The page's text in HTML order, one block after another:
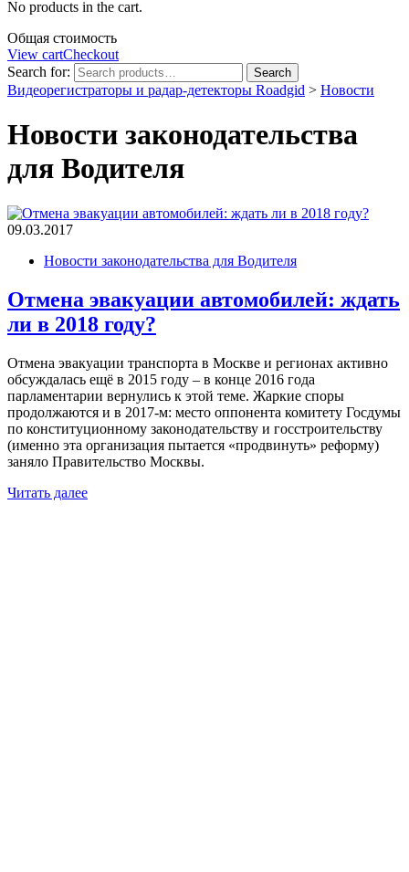
No products in the cart.
Общая стоимость
View cartCheckout
Search for:
Search
Видеорегистраторы и радар-детекторы Roadgid > Новости
Новости законодательства
для Водителя
09.03.2017
Новости законодательства для Водителя
Отмена эвакуации автомобилей: ждать
ли в 2018 году?
Отмена эвакуации транспорта в Москве и регионах активно
обсуждалась ещё в 2015 году – в конце 2016 года
парламентарии вернулись к этой теме. Жаркие споры
продолжаются и в 2017-м: место оппонента комитету Госдумы
по конституционному законодательству и госстроительству
(именно эта организация пытается «продвинуть» реформу)
заняло Правительство Москвы.
Читать далее